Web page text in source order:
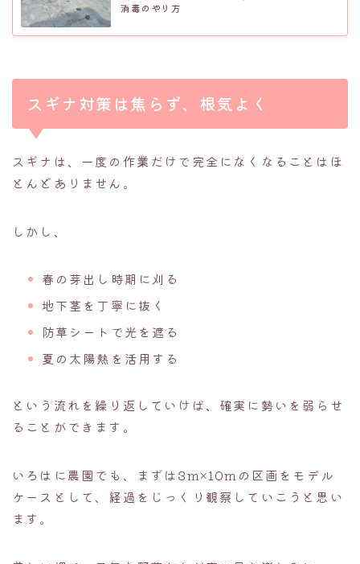
消毒のやり方
スギナ対策は焦らず、根気よく
スギナは、一度の作業だけで完全になくなることはほ
とんどありません。
しかし、
春の芽出し時期に刈る
地下茎を丁寧に抜く
防草シートで光を遮る
夏の太陽熱を活用する
という流れを繰り返していけば、確実に勢いを弱らせ
ることができます。
いろはに農園でも、まずは3m×10mの区画をモデル
ケースとして、経過をじっくり観察していこうと思い
ます。